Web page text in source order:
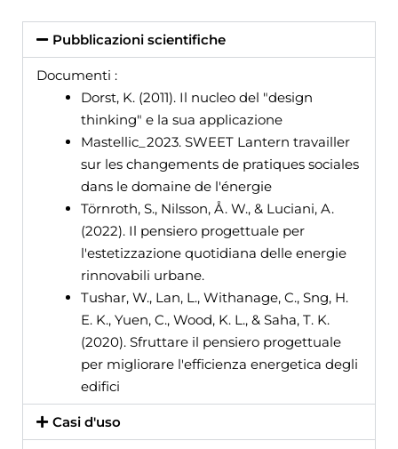
Pubblicazioni scientifiche
Documenti :
Dorst, K. (2011). Il nucleo del "design
thinking" e la sua applicazione
Mastellic_2023. SWEET Lantern travailler
sur les changements de pratiques sociales
dans le domaine de l'énergie
Törnroth, S., Nilsson, Å. W., & Luciani, A.
(2022). Il pensiero progettuale per
l'estetizzazione quotidiana delle energie
rinnovabili urbane.
Tushar, W., Lan, L., Withanage, C., Sng, H.
E. K., Yuen, C., Wood, K. L., & Saha, T. K.
(2020). Sfruttare il pensiero progettuale
per migliorare l'efficienza energetica degli
edifici
Casi d'uso